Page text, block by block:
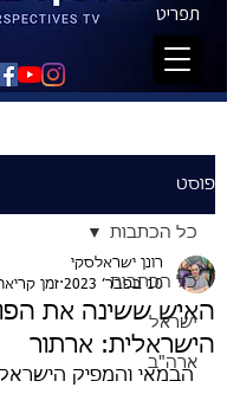
תפריט
פוסט
כל הכתבות
ישראל
ארה"ב
כל הכתבות
האיש ששינה את
הישראלית: ארתור
רונן ישראלסקי
10 בפבר׳ 2023
זמן קריאה 1
הבמאי והמפיק